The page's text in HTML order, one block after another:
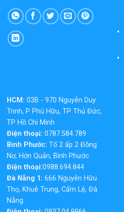
HCM: 03B - 970 Nguyễn Duy
Trinh, P Phú Hữu, TP Thủ Đức,
TP Hồ Chí Minh
Điện thoại: 0787.584.789
Bình Phước: Tổ 2 ấp 2 Đồng
Nơ, Hớn Quản, Bình Phước
Điện thoại:0988.694.844
Đà Nẵng 1: 666 Nguyễn Hữu
Thọ, Khuê Trung, Cẩm Lệ, Đà
Nẵng